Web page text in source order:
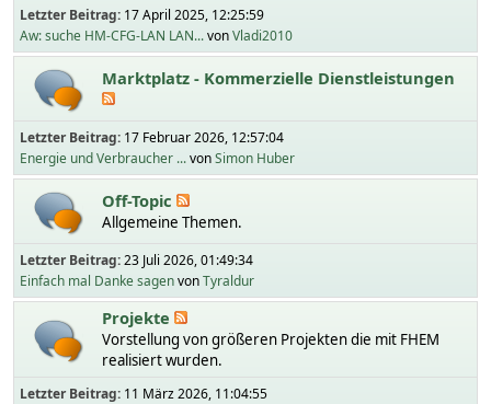
Letzter Beitrag: 17 April 2025, 12:25:59
Aw: suche HM-CFG-LAN LAN...vonVladi2010
Marktplatz - Kommerzielle Dienstleistungen
Letzter Beitrag: 17 Februar 2026, 12:57:04
Energie und Verbraucher ...vonSimon Huber
Off-Topic
Allgemeine Themen.
Letzter Beitrag:23 Juli 2026, 01:49:34
Einfach mal Danke sagenvonTyraldur
Projekte
Vorstellung von größeren Projekten die mit FHEM
realisiert wurden.
Letzter Beitrag: 11 März 2026, 11:04:55